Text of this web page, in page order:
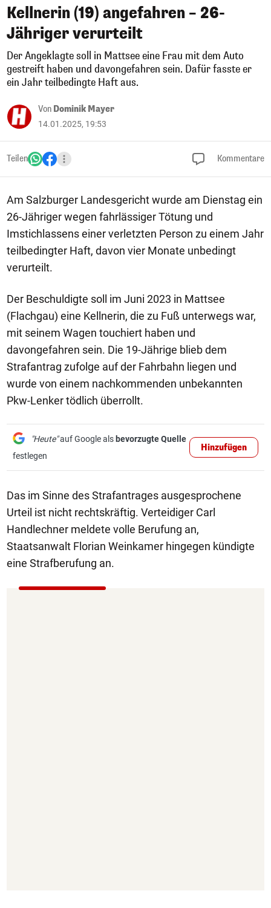
Kellnerin (19) angefahren – 26-
Jähriger verurteilt
Der Angeklagte soll in Mattsee eine Frau mit dem Auto
gestreift haben und davongefahren sein. Dafür fasste er
ein Jahr teilbedingte Haft aus.
Von Dominik Mayer
14.01.2025, 19:53
Teilen Kommentare
Am Salzburger Landesgericht wurde am Dienstag ein
26-Jähriger wegen fahrlässiger Tötung und
Imstichlassens einer verletzten Person zu einem Jahr
teilbedingter Haft, davon vier Monate unbedingt
verurteilt.
Der Beschuldigte soll im Juni 2023 in Mattsee
(Flachgau) eine Kellnerin, die zu Fuß unterwegs war,
mit seinem Wagen touchiert haben und
davongefahren sein. Die 19-Jährige blieb dem
Strafantrag zufolge auf der Fahrbahn liegen und
wurde von einem nachkommenden unbekannten
Pkw-Lenker tödlich überrollt.
"Heute"auf Google als bevorzugte Quelle
festlegen
Hinzufügen
Das im Sinne des Strafantrages ausgesprochene
Urteil ist nicht rechtskräftig. Verteidiger Carl
Handlechner meldete volle Berufung an,
Staatsanwalt Florian Weinkamer hingegen kündigte
eine Strafberufung an.